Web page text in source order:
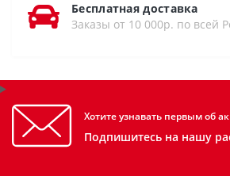
Бесплатная доставка
Заказы от 10 000р. по всей
Хотите узнавать первым об
Подпишитесь на нашу